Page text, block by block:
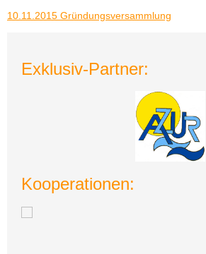
10.11.2015 Gründungsversammlung
Exklusiv-Partner:
Kooperationen: